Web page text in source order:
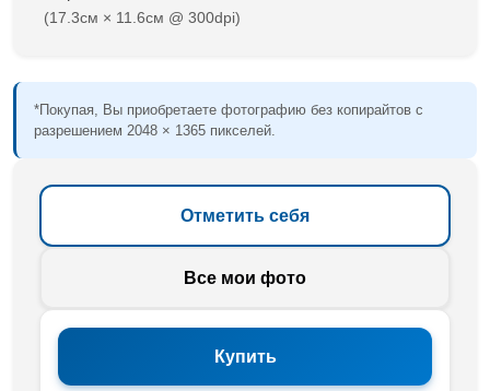
(17.3см × 11.6см @ 300dpi)
*Покупая, Вы приобретаете фотографию без копирайтов с
разрешением 2048 × 1365 пикселей.
Отметить себя
Все мои фото
Купить